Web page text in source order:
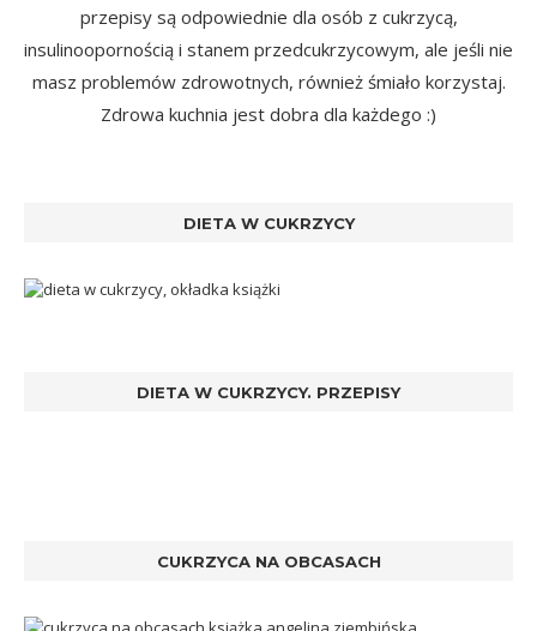
przepisy są odpowiednie dla osób z cukrzycą,
insulinoopornością i stanem przedcukrzycowym, ale jeśli nie
masz problemów zdrowotnych, również śmiało korzystaj.
Zdrowa kuchnia jest dobra dla każdego :)
DIETA W CUKRZYCY
DIETA W CUKRZYCY. PRZEPISY
CUKRZYCA NA OBCASACH